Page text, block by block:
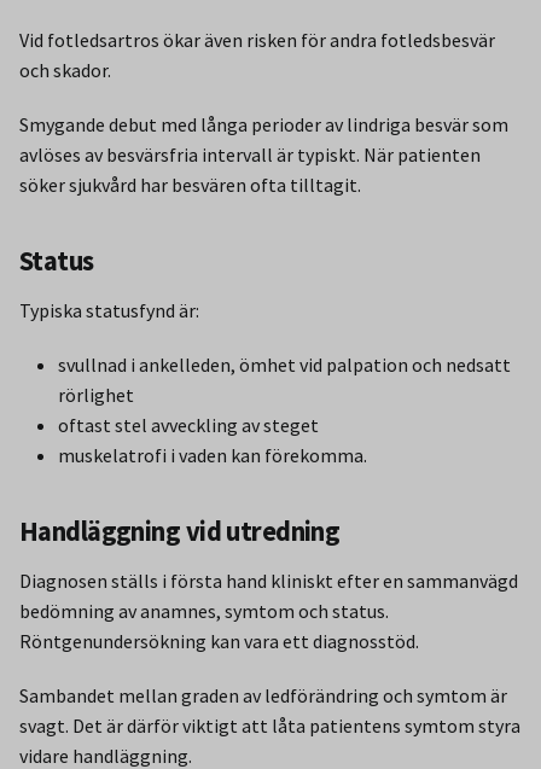
Vid fotledsartros ökar även risken för andra fotledsbesvär
och skador.
Smygande debut med långa perioder av lindriga besvär som
avlöses av besvärsfria intervall är typiskt. När patienten
söker sjukvård har besvären ofta tilltagit.
Status
Typiska statusfynd är:
svullnad i ankelleden, ömhet vid palpation och nedsatt
rörlighet
oftast stel avveckling av steget
muskelatrofi i vaden kan förekomma.
Handläggning vid utredning
Diagnosen ställs i första hand kliniskt efter en sammanvägd
bedömning av anamnes, symtom och status.
Röntgenundersökning kan vara ett diagnosstöd.
Sambandet mellan graden av ledförändring och symtom är
svagt. Det är därför viktigt att låta patientens symtom styra
vidare handläggning.